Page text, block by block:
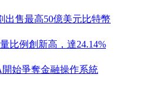
出售最高50億美元比特幣
比例創新高，達24.14%
開始爭奪金融操作系統